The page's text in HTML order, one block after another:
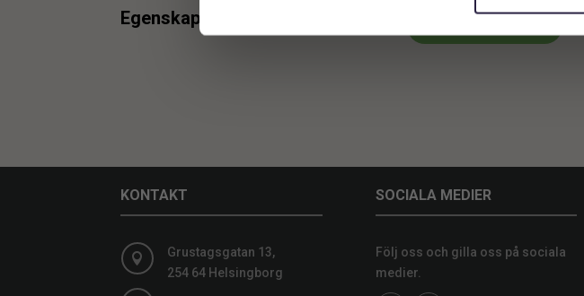
Egenskaper
KONTAKT

Grustagsgatan 13,
254 64 Helsingborg
SOCIALA MEDIER
Följ oss och gilla oss på sociala
medier.